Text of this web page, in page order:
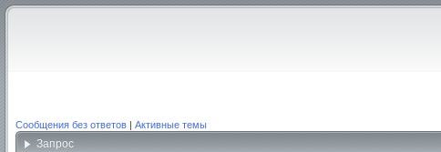
Сообщения без ответов | Активные темы
Запрос